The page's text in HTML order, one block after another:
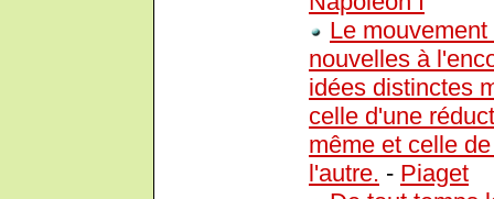
Le
nouvelles à
idées distinctes
celle d'une
même et celle
l'autre. - Piaget